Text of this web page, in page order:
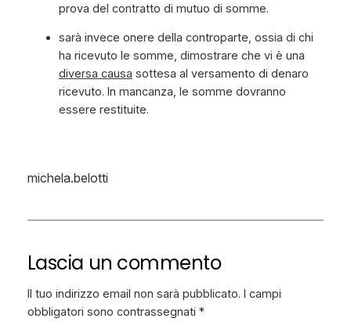
prova del contratto di mutuo di somme.
sarà invece onere della controparte, ossia di chi
ha ricevuto le somme, dimostrare che vi è una
diversa causa sottesa al versamento di denaro
ricevuto. In mancanza, le somme dovranno
essere restituite.
michela.belotti
Lascia un commento
Il tuo indirizzo email non sarà pubblicato. I campi
obbligatori sono contrassegnati *